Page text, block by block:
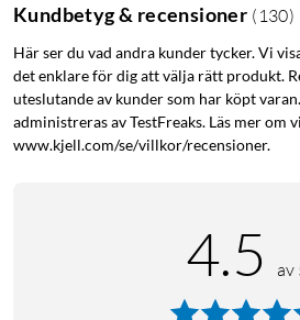
Kundbetyg & recensioner ( 130)
Här ser du vad andra kunder tycker. Vi
det enklare för dig att välja rätt produkt.
uteslutande av kunder som har köpt
administreras av TestFreaks. Läs mer
www.kjell.com/se/villkor/recensioner.
4.5 av